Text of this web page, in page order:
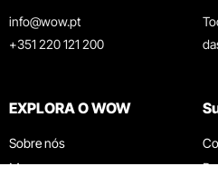
info@wow.pt
+351 220 121 200
EXPLORA O WOW
Sobre nós
Museus